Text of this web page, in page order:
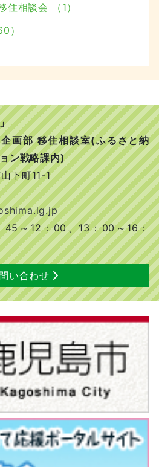
住相談会 （1）
）
画部 移住相談室(ふるさと納
ン戦略課内)
下町11-1
45～12：00、13：00～16：
い合わせ